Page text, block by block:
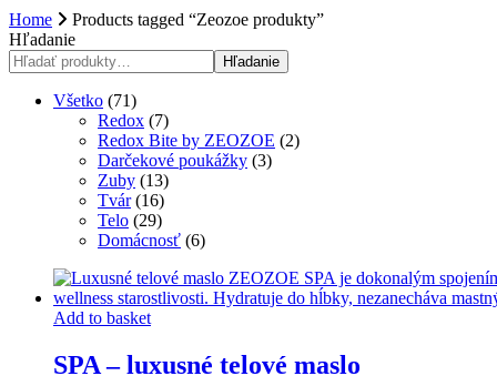
Home
Products tagged “Zeozoe produkty”
Hľadanie
Hľadanie
Všetko 7171
products
Redox 77
products
Redox Bite by ZEOZOE 22
Darčekové poukážky 33
Zuby 1313
products
Tvár 1616
products
Telo 2929
products
Domácnosť 66
Add to basket
SPA – luxusné telové maslo